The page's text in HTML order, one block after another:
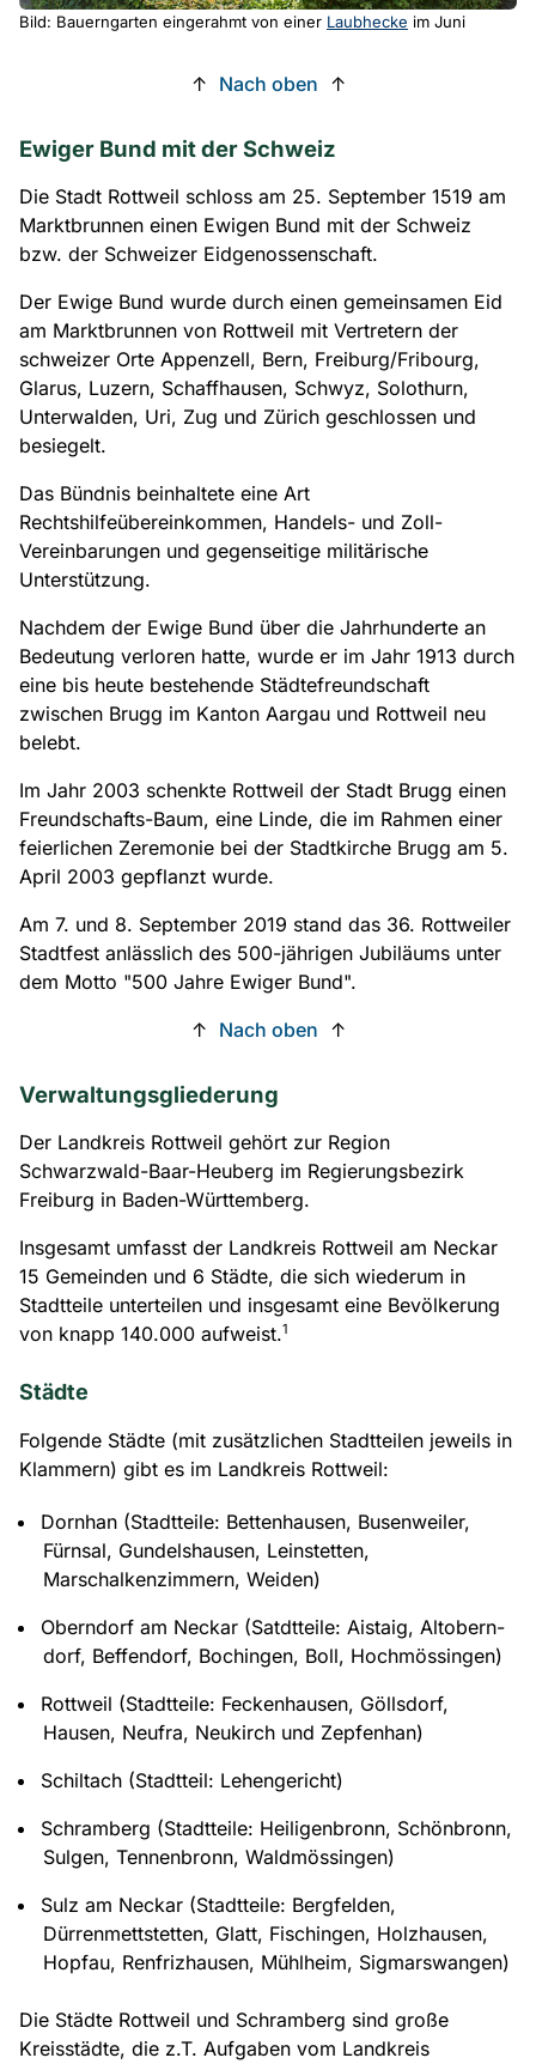
Bild: Bauerngarten eingerahmt von einer Laubhecke im Juni
↑ Nach oben ↑
Ewiger Bund mit der Schweiz
Die Stadt Rottweil schloss am 25. September 1519 am
Marktbrunnen einen Ewigen Bund mit der Schweiz
bzw. der Schweizer Eidgenossenschaft.
Der Ewige Bund wurde durch einen gemeinsamen Eid
am Marktbrunnen von Rottweil mit Vertretern der
schweizer Orte Appenzell, Bern, Freiburg/Fribourg,
Glarus, Luzern, Schaffhausen, Schwyz, Solothurn,
Unterwalden, Uri, Zug und Zürich geschlossen und
besiegelt.
Das Bündnis beinhaltete eine Art
Rechtshilfeübereinkommen, Handels- und Zoll-
Vereinbarungen und gegenseitige militärische
Unterstützung.
Nachdem der Ewige Bund über die Jahrhunderte an
Bedeutung verloren hatte, wurde er im Jahr 1913 durch
eine bis heute bestehende Städtefreundschaft
zwischen Brugg im Kanton Aargau und Rottweil neu
belebt.
Im Jahr 2003 schenkte Rottweil der Stadt Brugg einen
Freundschafts-Baum, eine Linde, die im Rahmen einer
feierlichen Zeremonie bei der Stadtkirche Brugg am 5.
April 2003 gepflanzt wurde.
Am 7. und 8. September 2019 stand das 36. Rottweiler
Stadtfest anlässlich des 500-jährigen Jubiläums unter
dem Motto "500 Jahre Ewiger Bund".
↑ Nach oben ↑
Verwaltungsgliederung
Der Landkreis Rottweil gehört zur Region
Schwarzwald-Baar-Heuberg im Regierungsbezirk
Freiburg in Baden-Württemberg.
Insgesamt umfasst der Landkreis Rottweil am Neckar
15 Gemeinden und 6 Städte, die sich wiederum in
Stadtteile unterteilen und insgesamt eine Bevölkerung
von knapp 140.000 aufweist.1
Städte
Folgende Städte (mit zusätzlichen Stadtteilen jeweils in
Klammern) gibt es im Landkreis Rottweil:
Dornhan (Stadtteile: Bettenhausen, Busenweiler,
Fürnsal, Gundelshausen, Leinstetten,
Marschalkenzimmern, Weiden)
Oberndorf am Neckar (Satdtteile: Aistaig, Altobern-
dorf, Beffendorf, Bochingen, Boll, Hochmössingen)
Rottweil (Stadtteile: Feckenhausen, Göllsdorf,
Hausen, Neufra, Neukirch und Zepfenhan)
Schiltach (Stadtteil: Lehengericht)
Schramberg (Stadtteile: Heiligenbronn, Schönbronn,
Sulgen, Tennenbronn, Waldmössingen)
Sulz am Neckar (Stadtteile: Bergfelden,
Dürrenmettstetten, Glatt, Fischingen, Holzhausen,
Hopfau, Renfrizhausen, Mühlheim, Sigmarswangen)
Die Städte Rottweil und Schramberg sind große
Kreisstädte, die z.T. Aufgaben vom Landkreis